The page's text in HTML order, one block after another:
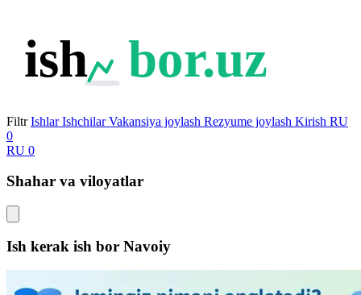
ish bor.uz
Filtr Ishlar Ishchilar Vakansiya joylash Rezyume joylash Kirish RU
0
RU 0
Shahar va viloyatlar
Ish kerak ish bor Navoiy